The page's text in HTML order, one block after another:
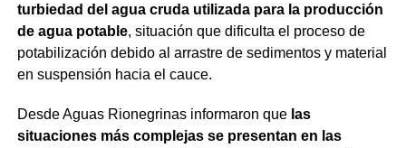
turbiedad del agua cruda utilizada para la producción
de agua potable, situación que dificulta el proceso de
potabilización debido al arrastre de sedimentos y material
en suspensión hacia el cauce.
Desde Aguas Rionegrinas informaron que las
situaciones más complejas se presentan en las